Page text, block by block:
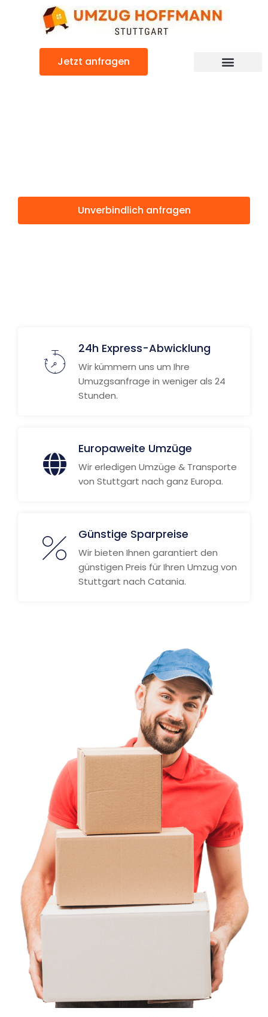
Jetzt anfragen
Unverbindlich anfragen
24h Express-Abwicklung
Wir kümmern uns um Ihre
Umuzgsanfrage in weniger als 24
Stunden.
Europaweite Umzüge
Wir erledigen Umzüge & Transporte
von Stuttgart nach ganz Europa.
Günstige Sparpreise
Wir bieten Ihnen garantiert den
günstigen Preis für Ihren Umzug von
Stuttgart nach Catania.